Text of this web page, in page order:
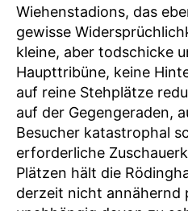
Wiehenstadions, das
gewisse
kleine, aber todschicke
Haupttribüne, keine
auf reine Stehplätze
auf der Gegengeraden,
Besucher katastrophal
erforderliche
Plätzen hält die
derzeit nicht annähernd